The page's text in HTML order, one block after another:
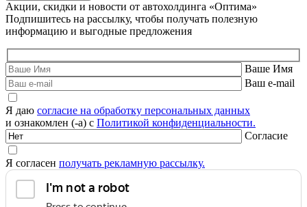
Акции, скидки и новости от автохолдинга «Оптима»
Подпишитесь на рассылку, чтобы получать полезную
информацию и выгодные предложения
Ваше Имя
Ваш e-mail
Я даю согласие на обработку персональных данных
и ознакомлен (-а) с Политикой конфиденциальности.
Согласие
Я согласен получать рекламную рассылку.